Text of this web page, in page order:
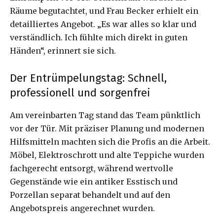
Räume begutachtet, und Frau Becker erhielt ein
detailliertes Angebot. „Es war alles so klar und
verständlich. Ich fühlte mich direkt in guten
Händen“, erinnert sie sich.
Der Entrümpelungstag: Schnell,
professionell und sorgenfrei
Am vereinbarten Tag stand das Team pünktlich
vor der Tür. Mit präziser Planung und modernen
Hilfsmitteln machten sich die Profis an die Arbeit.
Möbel, Elektroschrott und alte Teppiche wurden
fachgerecht entsorgt, während wertvolle
Gegenstände wie ein antiker Esstisch und
Porzellan separat behandelt und auf den
Angebotspreis angerechnet wurden.